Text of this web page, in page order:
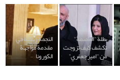
بطلة "العاصمة"
تكشف كيف تزوجت
من "امير جعفري"
النجمة زنكنة في
مقدمة مواجهة
الكورونا